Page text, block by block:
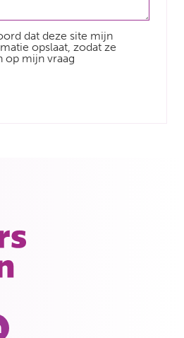
dat deze site mijn
opslaat, zodat ze
op mijn vraag